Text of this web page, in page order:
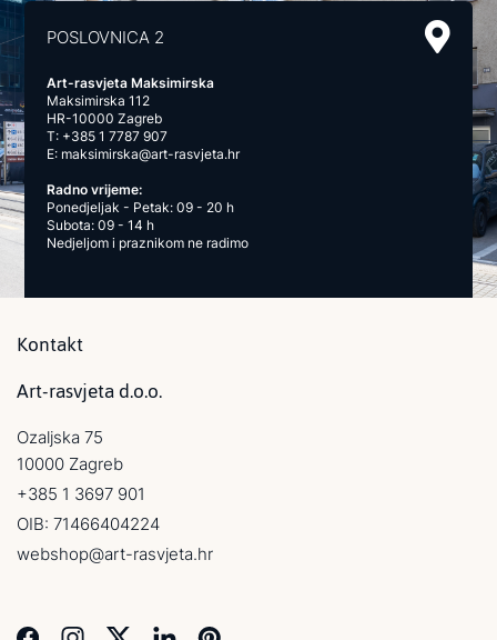
POSLOVNICA 2
Art-rasvjeta Maksimirska
Maksimirska 112
HR-10000 Zagreb
T: +385 1 7787 907
E: maksimirska@art-rasvjeta.hr
Radno vrijeme:
Ponedjeljak - Petak: 09 - 20 h
Subota: 09 - 14 h
Nedjeljom i praznikom ne radimo
Kontakt
Art-rasvjeta d.o.o.
Ozaljska 75
10000 Zagreb
+385 1 3697 901
OIB: 71466404224
webshop@art-rasvjeta.hr